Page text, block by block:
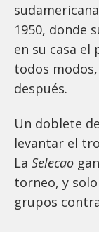
1950, donde
en su casa el
todos
después.
Un doblete
levantar el
La Selecao
torneo, y
grupos